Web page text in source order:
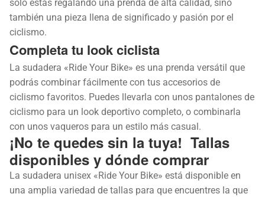
solo estás regalando una prenda de alta calidad, sino
también una pieza llena de significado y pasión por el
ciclismo.
Completa tu look ciclista
La sudadera «Ride Your Bike» es una prenda versátil que
podrás combinar fácilmente con tus accesorios de
ciclismo favoritos. Puedes llevarla con unos pantalones de
ciclismo para un look deportivo completo, o combinarla
con unos vaqueros para un estilo más casual.
¡No te quedes sin la tuya! Tallas
disponibles y dónde comprar
La sudadera unisex «Ride Your Bike» está disponible en
una amplia variedad de tallas para que encuentres la que